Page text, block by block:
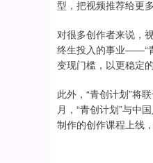
型，把视频推荐给更
对很多创作者来说，
终生投入的事业——“
变现门槛，以更稳定
此外，“青创计划”将
月，“青创计划”与中
制作的创作课程上线